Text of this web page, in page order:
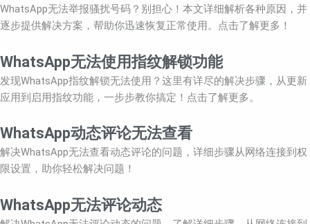
WhatsApp无法举报骚扰号码？别担心！本文详细解析各种原因，并
逐步提供解决方案，帮助你迅速恢复正常使用。点击了解更多！
WhatsApp无法使用指纹解锁功能
发现WhatsApp指纹解锁无法使用？这里有详尽的解决步骤，从更新
应用到启用指纹功能，一步步教你搞定！点击了解更多。
WhatsApp动态评论无法查看
解决WhatsApp无法查看动态评论的问题，详细步骤从网络连接到权
限设置，助你轻松解决问题！
WhatsApp无法评论动态